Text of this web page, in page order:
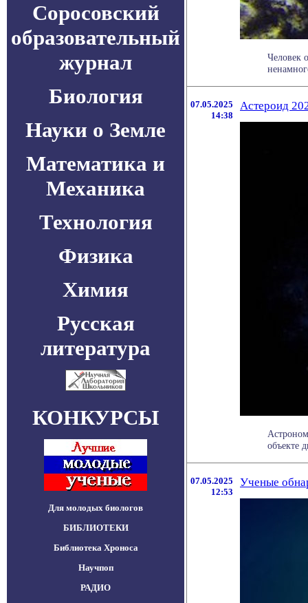
Соросовский
образовательный
журнал
Биология
Науки о Земле
Математика и
Механика
Технология
Физика
Химия
Русская
литература
КОНКУРСЫ
Для молодых биологов
БИБЛИОТЕКИ
Библиотека Хроноса
Научпоп
РАДИО
Человек
07.05.2025
14:38
Астероид
объекте
07.05.2025
12:53
Ученые